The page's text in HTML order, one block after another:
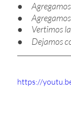
●
●
● Vertimos
● Dejamos
https://